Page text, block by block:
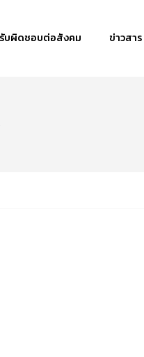
บผิดชอบต่อสังคม ข่าวสาร